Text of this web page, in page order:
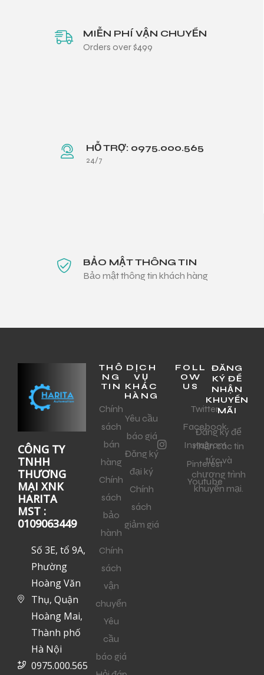
MIỄN PHÍ VẬN CHUYỂN
Orders over $499
HỖ TRỢ: 0975.000.565
24/7
BẢO MẬT THÔNG TIN
Bảo mật thông tin khách hàng
CÔNG TY
TNHH
THƯƠNG
MẠI XNK
HARITA
MST :
0109063449
Số 3E, tổ 9A,
Phường
Hoàng Văn
Thụ, Quận
Hoàng Mai,
Thành phố
Hà Nội
0975.000.565
THÔ
NG
TIN
Chính
sách
bán
hàng
Chính
sách
bảo
hành
Chính
sách
vận
chuyển
Yêu
cầu
báo giá
DỊCH
VỤ
KHÁC
HÀNG
Yêu cầu
báo giá
Đăng ký
đại ký
Chính
sách
giảm giá
FOLL
OW
US
Twitter
Facebook
Instagram
Pinterest
Youtube
ĐĂNG
KÝ ĐỂ
NHẬN
KHUYẾN
MÃI
Đăng ký để
nhận các tin
tức và
chương trình
khuyến mại.